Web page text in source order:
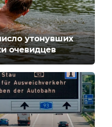
утонувших
очевидцев